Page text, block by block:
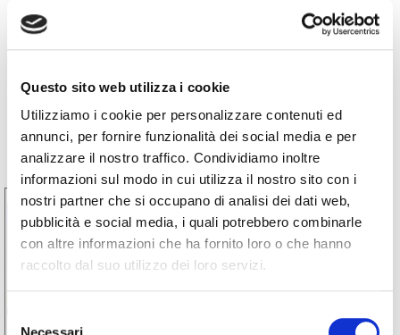
Questo sito web utilizza i cookie
Utilizziamo i cookie per personalizzare contenuti ed
annunci, per fornire funzionalità dei social media e per
analizzare il nostro traffico. Condividiamo inoltre
informazioni sul modo in cui utilizza il nostro sito con i
nostri partner che si occupano di analisi dei dati web,
pubblicità e social media, i quali potrebbero combinarle
con altre informazioni che ha fornito loro o che hanno
raccolto dal suo utilizzo dei loro servizi.
Necessari
Prossimi eventi
Ago
2026